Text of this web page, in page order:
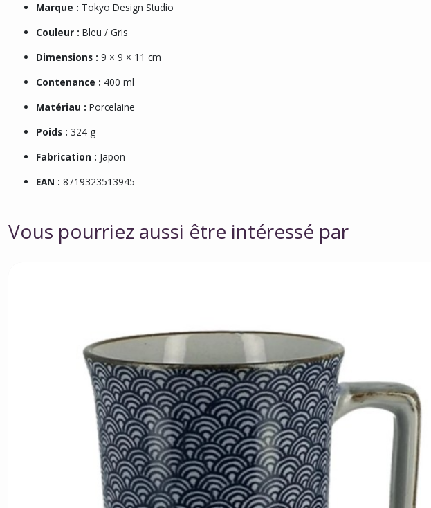
Marque : Tokyo Design Studio
Couleur : Bleu / Gris
Dimensions : 9 × 9 × 11 cm
Contenance : 400 ml
Matériau : Porcelaine
Poids : 324 g
Fabrication : Japon
EAN : 8719323513945
Vous pourriez aussi être intéressé par